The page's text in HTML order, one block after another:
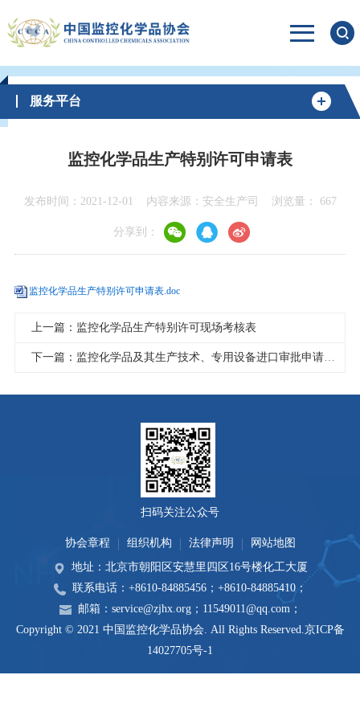
服务平台
监控化学品生产特别许可申请表
发布时间：2021-12-01 内容来源：安全生产司 浏览量： 667
分享到：
监控化学品生产特别许可申请表.doc
上一篇：监控化学品生产特别许可现场考核表
下一篇：监控化学品及其生产技术、专用设备进口审批申请表
扫码关注公众号
协会章程 组织机构 法律声明
网站地图
地址：北京市朝阳区安慧里四区16号楼化工大厦
联系电话：+8610-84885456；+8610-84885410；
邮箱：service@zjhx.org；11549011@qq.com；
Copyright © 2021 中国监控化学品协会. All Rights Reserved.京ICP备
14027705号-1